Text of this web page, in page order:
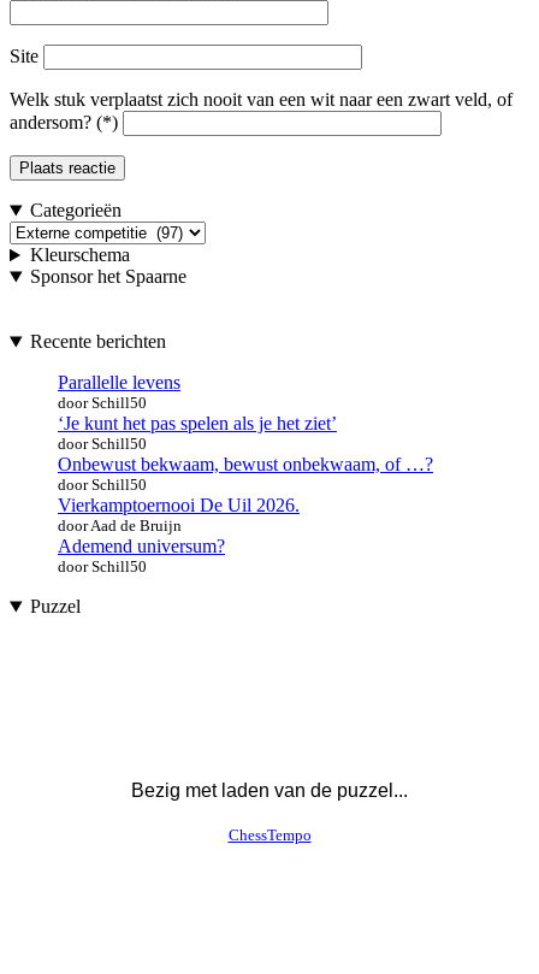
Site
Welk stuk verplaatst zich nooit van een wit naar een zwart veld, of
andersom? (*)
Categorieën
Categorieën
Kleurschema
Sponsor het Spaarne
Recente berichten
Parallelle levens
door Schill50
‘Je kunt het pas spelen als je het ziet’
door Schill50
Onbewust bekwaam, bewust onbekwaam, of …?
door Schill50
Vierkamptoernooi De Uil 2026.
door Aad de Bruijn
Ademend universum?
door Schill50
Puzzel